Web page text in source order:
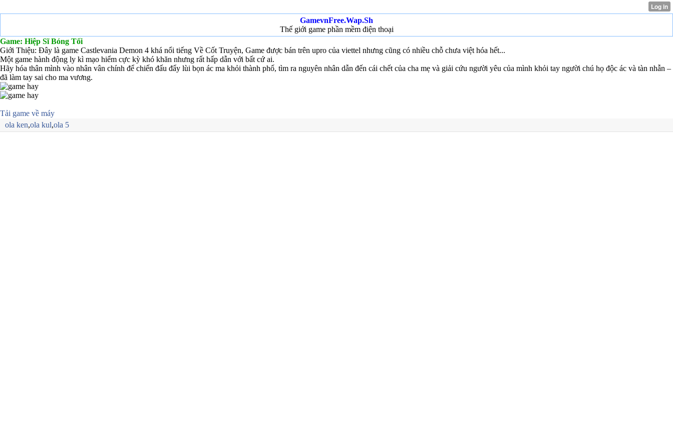
GamevnFree.Wap.Sh
Thế giới game phần mềm điện thoại
Game: Hiệp Sĩ Bóng Tối
Giới Thiệu: Đây là game Castlevania Demon 4 khá nổi tiếng Về Cốt Truyện, Game được bán trên upro của viettel nhưng cũng có nhiều chỗ chưa việt hóa hết...
Một game hành động ly kì mạo hiểm cực kỳ khó khăn nhưng rất hấp dẫn với bất cứ ai.
Hãy hóa thân mình vào nhân vân chính để chiến đấu đẩy lùi bọn ác ma khỏi thành phố, tìm ra nguyên nhân dẫn đến cái chết của cha mẹ và giải cứu người yêu của mình khỏi tay người chú họ độc ác và tàn nhẫn –
đã làm tay sai cho ma vương.
Tải game về máy
ola ken,ola kul,ola 5